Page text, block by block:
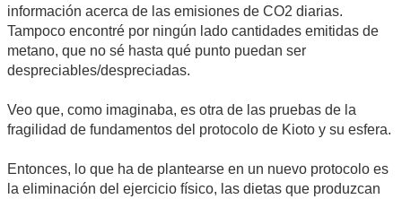
información acerca de las emisiones de CO2 diarias.
Tampoco encontré por ningún lado cantidades emitidas de
metano, que no sé hasta qué punto puedan ser
despreciables/despreciadas.
Veo que, como imaginaba, es otra de las pruebas de la
fragilidad de fundamentos del protocolo de Kioto y su esfera.
Entonces, lo que ha de plantearse en un nuevo protocolo es
la eliminación del ejercicio físico, las dietas que produzcan